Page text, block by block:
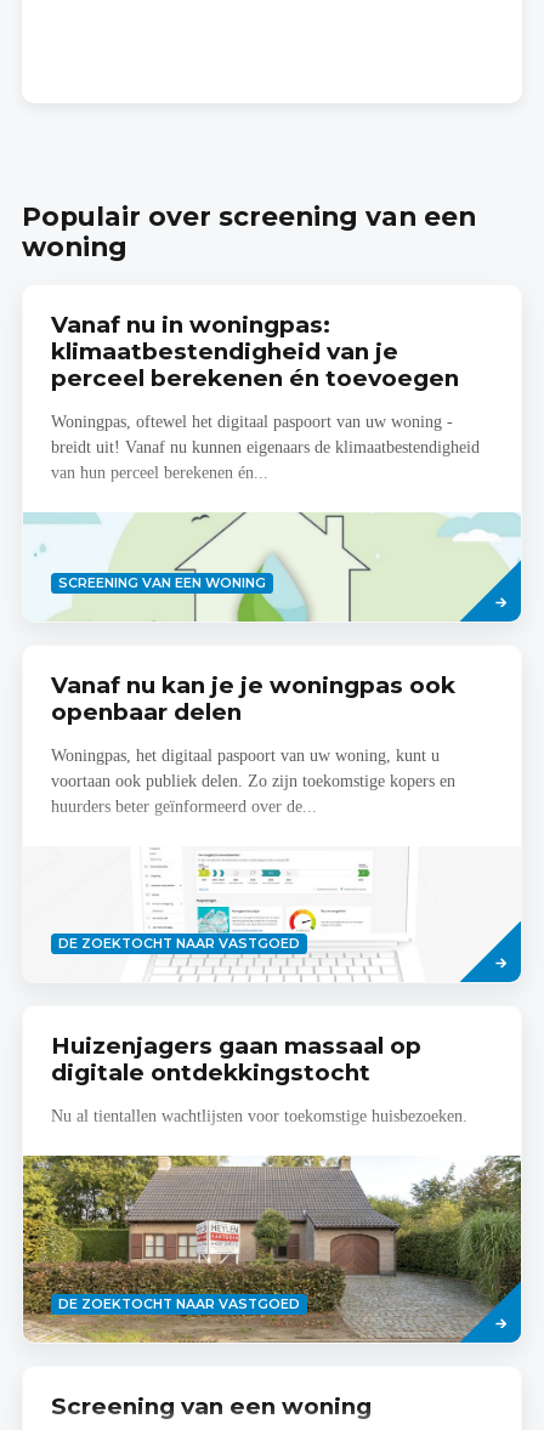
Populair over screening van een
woning
Vanaf nu in woningpas:
klimaatbestendigheid van je
perceel berekenen én toevoegen
Woningpas, oftewel het digitaal paspoort van uw woning -
breidt uit! Vanaf nu kunnen eigenaars de klimaatbestendigheid
van hun perceel berekenen én...
SCREENING VAN EEN WONING
meer
Vanaf nu kan je je woningpas ook
openbaar delen
Woningpas, het digitaal paspoort van uw woning, kunt u
voortaan ook publiek delen. Zo zijn toekomstige kopers en
huurders beter geïnformeerd over de...
DE ZOEKTOCHT NAAR VASTGOED
meer
Huizenjagers gaan massaal op
digitale ontdekkingstocht
Nu al tientallen wachtlijsten voor toekomstige huisbezoeken.
DE ZOEKTOCHT NAAR VASTGOED
Lees
meer
Screening van een woning